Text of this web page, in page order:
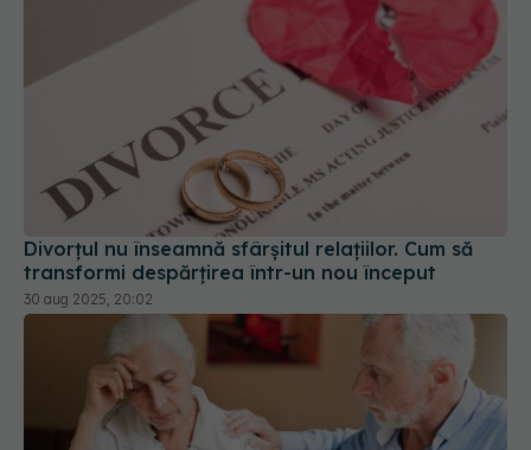
Divorțul nu înseamnă sfârșitul relațiilor. Cum să
transformi despărțirea într-un nou început
30 aug 2025, 20:02